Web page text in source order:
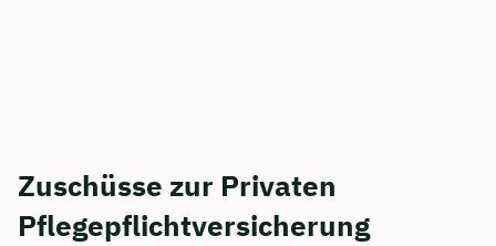
Zuschüsse zur Privaten
Pflegepflichtversicherung